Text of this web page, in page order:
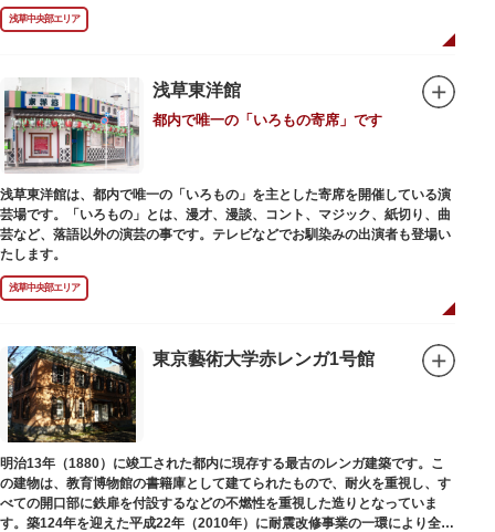
浅草中央部エリア
浅草東洋館
都内で唯一の「いろもの寄席」です
浅草東洋館は、都内で唯一の「いろもの」を主とした寄席を開催している演
芸場です。「いろもの」とは、漫才、漫談、コント、マジック、紙切り、曲
芸など、落語以外の演芸の事です。テレビなどでお馴染みの出演者も登場い
たします。
浅草中央部エリア
東京藝術大学赤レンガ1号館
明治13年（1880）に竣工された都内に現存する最古のレンガ建築です。こ
の建物は、教育博物館の書籍庫として建てられたもので、耐火を重視し、す
べての開口部に鉄扉を付設するなどの不燃性を重視した造りとなっていま
す。築124年を迎えた平成22年（2010年）に耐震改修事業の一環により全面